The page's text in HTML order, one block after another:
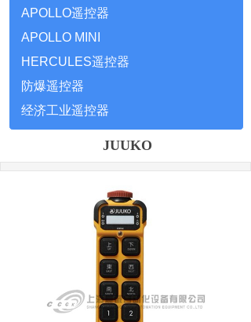
APOLLO遥控器
APOLLO MINI
HERCULES遥控器
防爆遥控器
经济工业遥控器
JUUKO